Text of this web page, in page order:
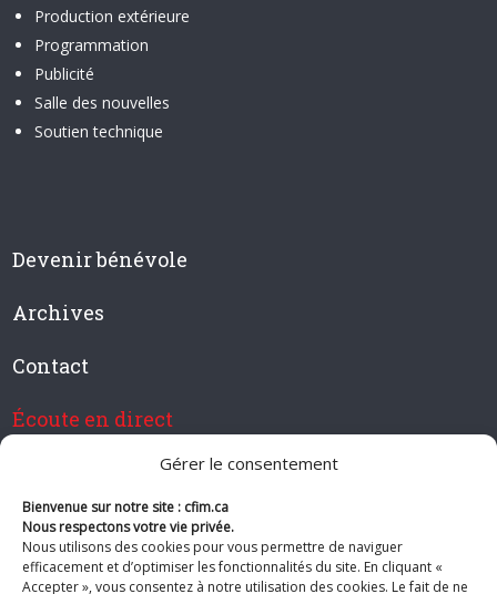
Gérer le consentement
Bienvenue sur notre site : cfim.ca
Nous respectons votre vie privée.
Nous utilisons des cookies pour vous permettre de naviguer
efficacement et d’optimiser les fonctionnalités du site. En cliquant «
Accepter », vous consentez à notre utilisation des cookies. Le fait de ne
Production extérieure
Programmation
Publicité
Salle des nouvelles
Soutien technique
Devenir bénévole
Archives
Contact
Écoute en direct
Devenir membre de CFIM